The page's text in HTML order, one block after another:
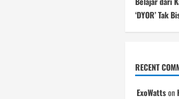
‘DYOR’ Tak
RECENT
ExoWattson